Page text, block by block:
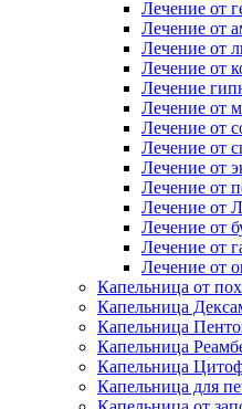
Лечение от
Лечение от
Лечение от
Лечение от
Лечение
Лечение от
Лечение от
Лечение от
Лечение от
Лечение от
Лечение от
Лечение от
Лечение от
Лечение от
Капельница от
Капельница
Капельница
Капельница
Капельница
Капельница для